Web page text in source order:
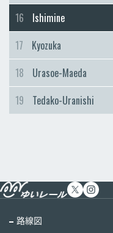
16
Ishimine
17
Kyozuka
18
Urasoe-Maeda
19
Tedako-Uranishi
路線図